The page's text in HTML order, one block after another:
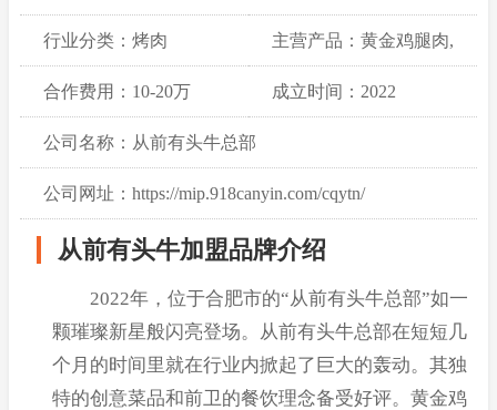
行业分类：烤肉 主营产品：黄金鸡腿肉,
去皮厚切五花,和风肥牛
合作费用：10-20万 成立时间：2022
公司名称：从前有头牛总部
公司网址：https://mip.918canyin.com/cqytn/
从前有头牛加盟品牌介绍
2022年，位于合肥市的“从前有头牛总部”如一
颗璀璨新星般闪亮登场。从前有头牛总部在短短几
个月的时间里就在行业内掀起了巨大的轰动。其独
特的创意菜品和前卫的餐饮理念备受好评。黄金鸡